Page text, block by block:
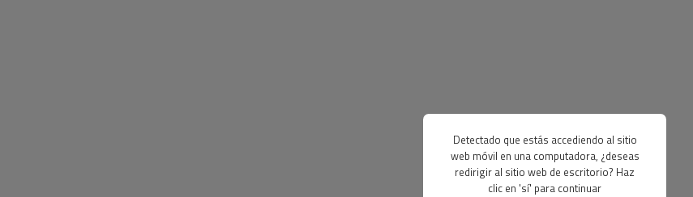
Detectado que estás accediendo al sitio
web móvil en una computadora, ¿deseas
redirigir al sitio web de escritorio? Haz
clic en 'sí' para continuar